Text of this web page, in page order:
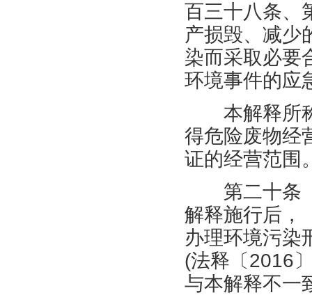
百三十八条、
产损毁、减少
染而采取必要
环境事件的应
本解释所
得危险废物经
证的经营范围
第二十条
解释施行后，
办理环境污染
(法释〔2016
与本解释不一